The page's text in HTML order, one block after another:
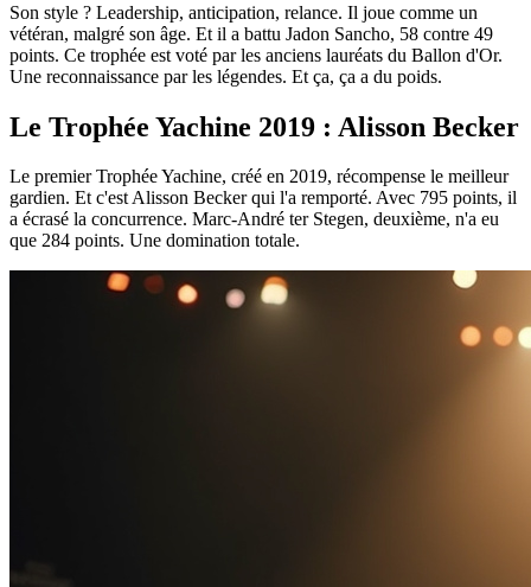
Son style ? Leadership, anticipation, relance. Il joue comme un
vétéran, malgré son âge. Et il a battu Jadon Sancho, 58 contre 49
points. Ce trophée est voté par les anciens lauréats du Ballon d'Or.
Une reconnaissance par les légendes. Et ça, ça a du poids.
Le Trophée Yachine 2019 : Alisson Becker
Le premier Trophée Yachine, créé en 2019, récompense le meilleur
gardien. Et c'est Alisson Becker qui l'a remporté. Avec 795 points, il
a écrasé la concurrence. Marc-André ter Stegen, deuxième, n'a eu
que 284 points. Une domination totale.